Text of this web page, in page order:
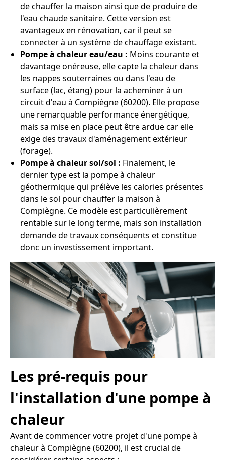
de chauffer la maison ainsi que de produire de
l'eau chaude sanitaire. Cette version est
avantageux en rénovation, car il peut se
connecter à un système de chauffage existant.
Pompe à chaleur eau/eau : Moins courante et
davantage onéreuse, elle capte la chaleur dans
les nappes souterraines ou dans l'eau de
surface (lac, étang) pour la acheminer à un
circuit d'eau à Compiègne (60200). Elle propose
une remarquable performance énergétique,
mais sa mise en place peut être ardue car elle
exige des travaux d'aménagement extérieur
(forage).
Pompe à chaleur sol/sol : Finalement, le
dernier type est la pompe à chaleur
géothermique qui prélève les calories présentes
dans le sol pour chauffer la maison à
Compiègne. Ce modèle est particulièrement
rentable sur le long terme, mais son installation
demande de travaux conséquents et constitue
donc un investissement important.
Les pré-requis pour
l'installation d'une pompe à
chaleur
Avant de commencer votre projet d'une pompe à
chaleur à Compiègne (60200), il est crucial de